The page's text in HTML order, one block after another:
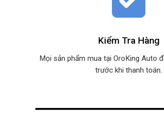
Kiểm Tra Hàng
Mọi sản phẩm mua tại OroKing Auto
trước khi thanh toán.